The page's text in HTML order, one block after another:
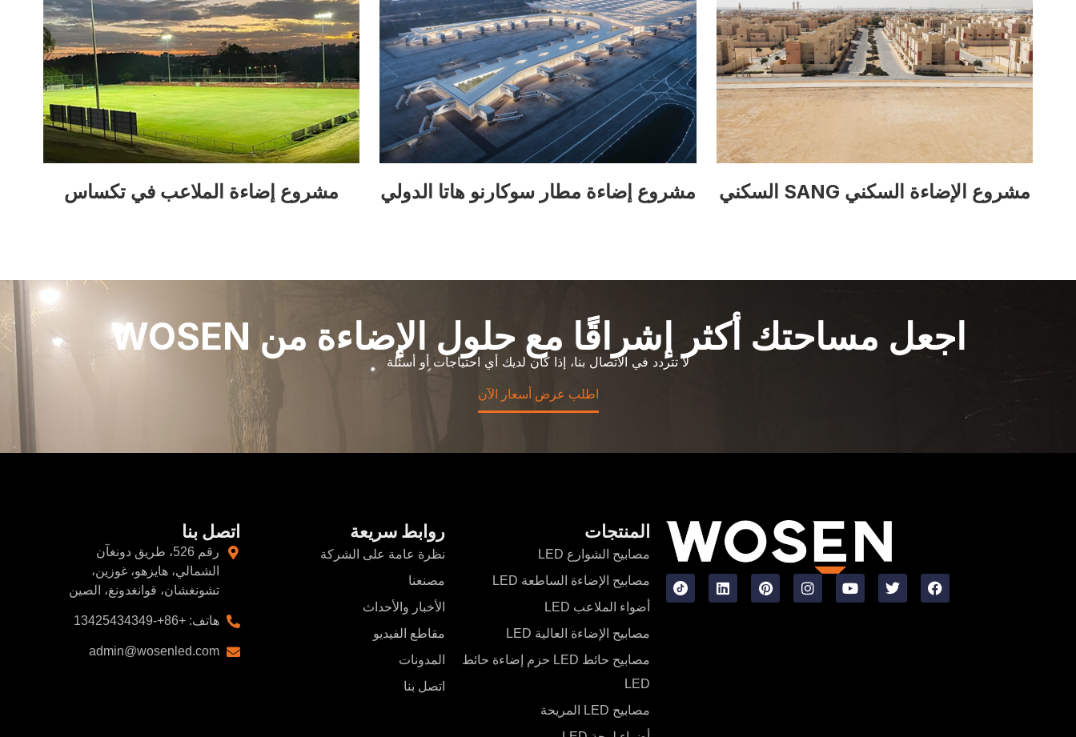
مشروع الإضاءة السكني SANG السكني مشروع إضاءة مطار سوكارنو هاتا الدولي مشروع إضاءة الملاعب في تكساس
اجعل مساحتك أكثر إشراقًا مع حلول الإضاءة من WOSEN
لا تتردد في الاتصال بنا، إذا كان لديك أي احتياجات أو أسئلة
اطلب عرض أسعار الآن
المنتجات
مصابيح الشوارع LED
مصابيح الإضاءة الساطعة LED
أضواء الملاعب LED
مصابيح الإضاءة العالية LED
مصابيح حائط LED حزم إضاءة حائط
LED
مصابيح LED المريحة
روابط سريعة
نظرة عامة على الشركة
مصنعنا
الأخبار والأحداث
مقاطع الفيديو
المدونات
اتصل بنا
اتصل بنا
رقم 526، طريق دونغآن
الشمالي، هايزهو، غوزين،
تشونغشان، قوانغدونغ، الصين
هاتف: +86+-13425434349
admin@wosenled.com